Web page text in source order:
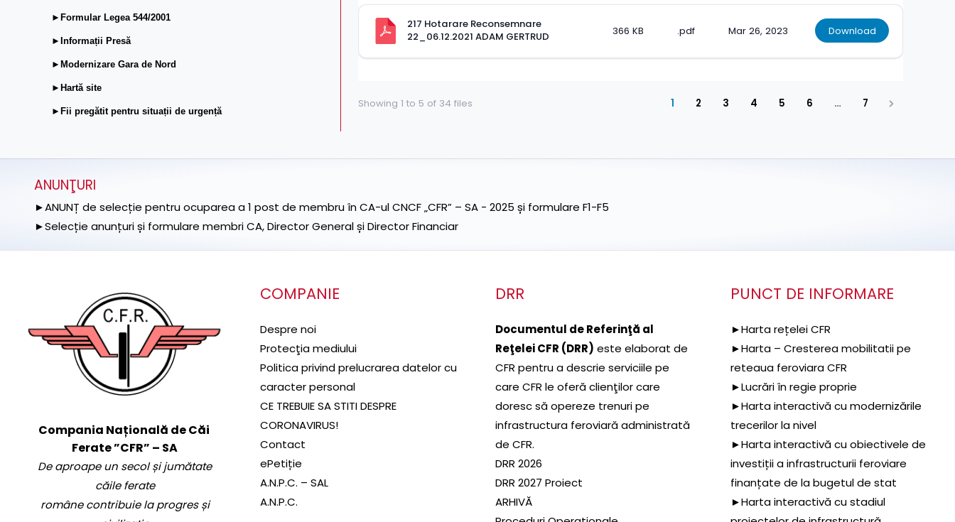
►Formular Legea 544/2001
►Informații Presă
►Modernizare Gara de Nord
►Hartă site
►Fii pregătit pentru situații de urgență
217 Hotarare Reconsemnare
22_06.12.2021 ADAM GERTRUD
366 KB .pdf Mar 26, 2023 Download
Showing 1 to 5 of 34 files 1 2 3 4 5 6 … 7
Next
ANUNŢURI
►ANUNȚ de selecție pentru ocuparea a 1 post de membru în CA-ul CNCF „CFR” – SA - 2025 și formulare F1-F5
►Selecție anunțuri și formulare membri CA, Director General și Director Financiar
Compania Națională de Căi
Ferate ”CFR” – SA
De aproape un secol și jumătate
căile ferate
române contribuie la progres și
COMPANIE
Despre noi
Protecţia mediului
Politica privind prelucrarea datelor cu
caracter personal
CE TREBUIE SA STITI DESPRE
CORONAVIRUS!
Contact
ePetiție
A.N.P.C. – SAL
A.N.P.C.
DRR
Documentul de Referinţă al
Reţelei CFR (DRR) este elaborat de
CFR pentru a descrie serviciile pe
care CFR le oferă clienţilor care
doresc să opereze trenuri pe
infrastructura feroviară administrată
de CFR.
DRR 2026
DRR 2027 Proiect
ARHIVĂ
PUNCT DE INFORMARE
►Harta rețelei CFR
►Harta – Cresterea mobilitatii pe
reteaua feroviara CFR
►Lucrări în regie proprie
►Harta interactivă cu modernizările
trecerilor la nivel
►Harta interactivă cu obiectivele de
investiții a infrastructurii feroviare
finanțate de la bugetul de stat
►Harta interactivă cu stadiul